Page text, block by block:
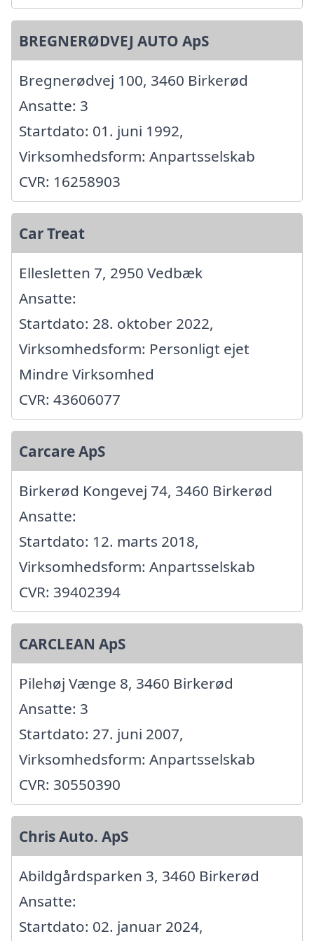
BREGNERØDVEJ AUTO ApS
Bregnerødvej 100, 3460 Birkerød
Ansatte: 3
Startdato: 01. juni 1992,
Virksomhedsform: Anpartsselskab
CVR: 16258903
Car Treat
Ellesletten 7, 2950 Vedbæk
Ansatte:
Startdato: 28. oktober 2022,
Virksomhedsform: Personligt ejet
Mindre Virksomhed
CVR: 43606077
Carcare ApS
Birkerød Kongevej 74, 3460 Birkerød
Ansatte:
Startdato: 12. marts 2018,
Virksomhedsform: Anpartsselskab
CVR: 39402394
CARCLEAN ApS
Pilehøj Vænge 8, 3460 Birkerød
Ansatte: 3
Startdato: 27. juni 2007,
Virksomhedsform: Anpartsselskab
CVR: 30550390
Chris Auto. ApS
Abildgårdsparken 3, 3460 Birkerød
Ansatte:
Startdato: 02. januar 2024,